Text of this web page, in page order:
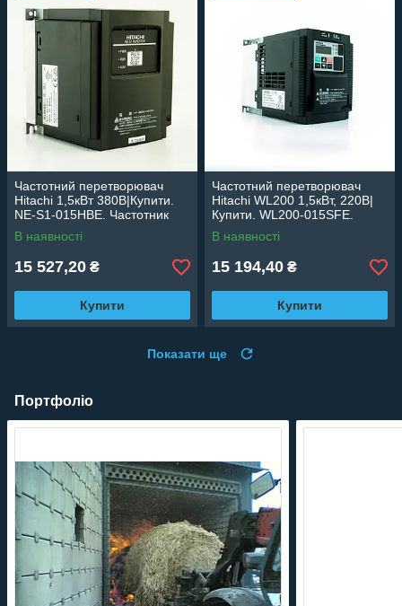
Частотний перетворювач
Hitachi 1,5кВт 380В|Купити.
NE-S1-015HBE. Частотник
Hitachi NE-S1 1,5кВт для
асинхронних
В наявності
15 527,20 ₴
Купити
Частотний перетворювач
Hitachi WL200 1,5кВт, 220В|
Купити. WL200-015SFE.
Частотник Hitachi 1,5кВт для
точного керування двигуном.
В наявності
15 194,40 ₴
Купити
Показати ще
Портфоліо